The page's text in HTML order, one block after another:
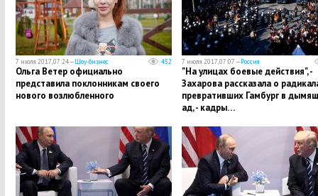
7 июля 2017, 07:24 —Шоу-бизнес 452
Ольга Ветер официально
представила поклонникам своего
нового возлюбленного
7 июля 2017, 07:07 —Россия
"На улицах боевые действия", -
Захарова рассказала о
превративших Гамбург в
ад, - кадры…